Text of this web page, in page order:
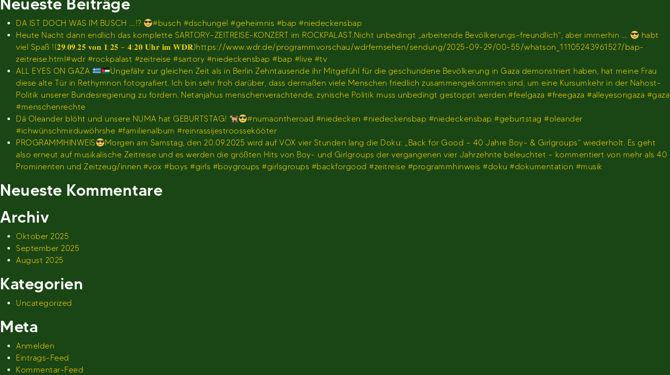
DA IST DOCH WAS IM BUSCH ….!?
#busch #dschungel #geheimnis #bap #niedeckensbap
Heute Nacht dann endlich das komplette SARTORY-ZEITREISE-KONZERT im ROCKPALAST.Nicht unbedingt „arbeitende Bevölkerungs-freundlich“, aber immerhin ….
habt
viel Spaß !(𝟐𝟗.𝟎𝟗.𝟐𝟓 𝐯𝐨𝐧 𝟏:𝟐𝟓 – 𝟒:𝟐𝟎 𝐔𝐡𝐫 𝐢𝐦 𝐖𝐃𝐑)https://www.wdr.de/programmvorschau/wdrfernsehen/sendung/2025-09-29/00-55/whatson_11105243961527/bap-
zeitreise.html#wdr #rockpalast #zeitreise #sartory #niedeckensbap #bap #live #tv
ALL EYES ON GAZA
Ungefähr zur gleichen Zeit als in Berlin Zehntausende ihr Mitgefühl für die geschundene Bevölkerung in Gaza demonstriert haben, hat meine Frau
diese alte Tür in Rethymnon fotografiert. Ich bin sehr froh darüber, dass dermaßen viele Menschen friedlich zusammengekommen sind, um eine Kursumkehr in der Nahost-
Politik unserer Bundesregierung zu fordern. Netanjahus menschenverachtende, zynische Politik muss unbedingt gestoppt werden.#feelgaza #freegaza #alleyesongaza #gaza
#menschenrechte
Dä Oleander blöht und unsere NUMA hat GEBURTSTAG!
#numaontheroad #niedecken #niedeckensbap #niedeckensbap #geburtstag #oleander
#ichwünschmirduwöhrshe #familienalbum #reinrassijestroossekööter
PROGRAMMHINWEIS
Morgen am Samstag, den 20.09.2025 wird auf VOX vier Stunden lang die Doku: „Back for Good – 40 Jahre Boy- & Girlgroups“ wiederholt. Es geht
also erneut auf musikalische Zeitreise und es werden die größten Hits von Boy- und Girlgroups der vergangenen vier Jahrzehnte beleuchtet – kommentiert von mehr als 40
Prominenten und Zeitzeug/innen.#vox #boys #girls #boygroups #girlsgroups #backforgood #zeitreise #programmhinweis #doku #dokumentation #musik
Neueste Kommentare
Archiv
Oktober 2025
September 2025
August 2025
Kategorien
Uncategorized
Meta
Anmelden
Eintrags-Feed
Kommentar-Feed